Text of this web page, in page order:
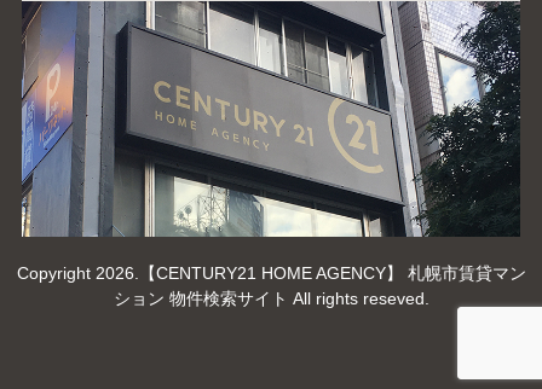
Copyright 2026.【CENTURY21 HOME AGENCY】 札幌市賃貸マン
ション 物件検索サイト All rights reseved.